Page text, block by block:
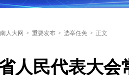
人大网 > 重要发布 > 选举任免 > 正文
人民代表大会